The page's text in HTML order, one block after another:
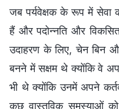
जब पर्यवेक्षक के रूप में सेवा
हैं और पदोन्नति और
उदाहरण के लिए, चेन बिन
बनने में सक्षम थे क्योंकि वे
भी थे क्योंकि उनमें अपने
कुछ वास्तविक समस्याओं